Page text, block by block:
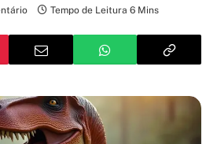
Tempo de Leitura 6 Mins